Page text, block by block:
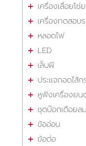
เครื่องเลื่อยโซ่
เครื่องทดสอบ
หลอดไฟ
LED
เล็บผี
ประแจถอดไส้
หูฟังเครื่องยน
ชุดบ๊อกเดือยลม
ข้ออ่อน
ข้อต่อ